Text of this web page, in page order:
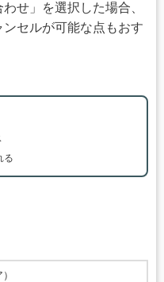
せ」を選択した場合、
セルが可能な点もおす
る